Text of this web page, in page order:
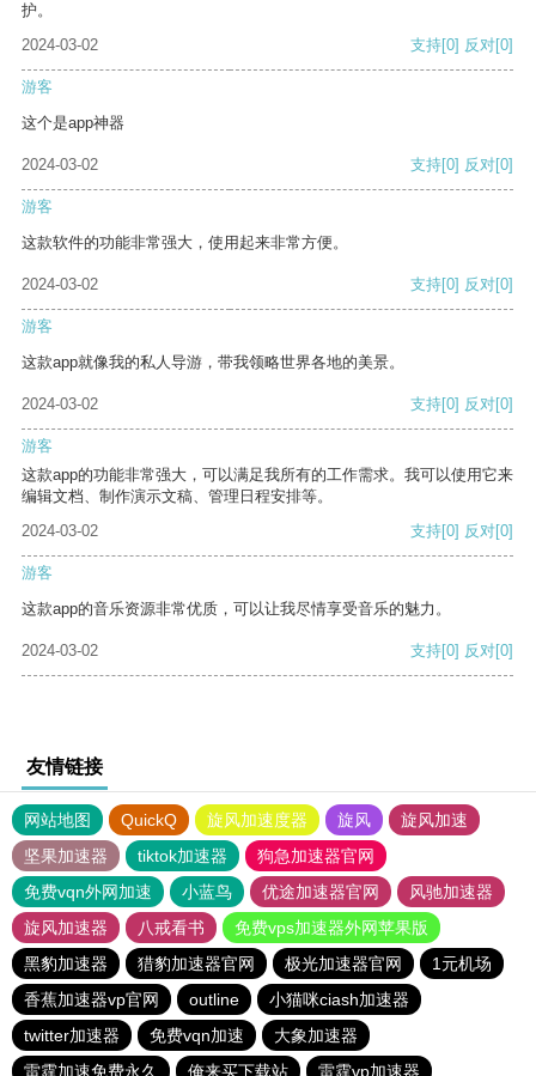
护。
2024-03-02
支持[0] 反对[0]
游客
这个是app神器
2024-03-02 支持[0] 反对[0]
游客
这款软件的功能非常强大，使用起来非常方便。
2024-03-02 支持[0] 反对[0]
游客
这款app就像我的私人导游，带我领略世界各地的美景。
2024-03-02 支持[0] 反对[0]
游客
这款app的功能非常强大，可以满足我所有的工作需求。我可以使用它来
编辑文档、制作演示文稿、管理日程安排等。
2024-03-02
支持[0] 反对[0]
游客
这款app的音乐资源非常优质，可以让我尽情享受音乐的魅力。
2024-03-02 支持[0] 反对[0]
友情链接
网站地图 QuickQ 旋风加速度器 旋风
旋风加速
坚果加速器
tiktok加速器
狗急加速器官网
免费vqn外网加速
小蓝鸟 优途加速器官网
风驰加速器
旋风加速器
八戒看书
免费vps加速器外网苹果版
黑豹加速器
猎豹加速器官网 极光加速器官网
1元机场
香蕉加速器vp官网
outline
小猫咪ciash加速器
twitter加速器
免费vqn加速
大象加速器
雷霆加速免费永久
俺来买下载站 雷霆vp加速器